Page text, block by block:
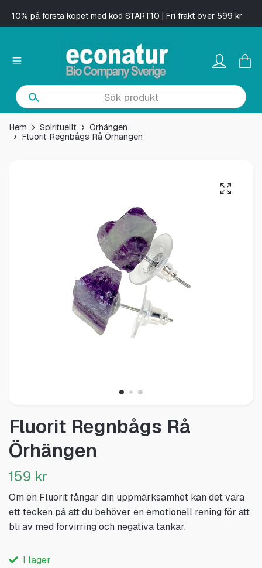
10% på första köpet med kod START10 | Fri frakt över 599 kr
Hem Spirituellt
Örhängen
Fluorit Regnbågs Rå Örhängen
Fluorit Regnbågs Rå
Örhängen
159 kr
Om en Fluorit fångar din uppmärksamhet kan det vara
ett tecken på att du behöver en emotionell rening för att
bli av med förvirring och negativa tankar.
I lager